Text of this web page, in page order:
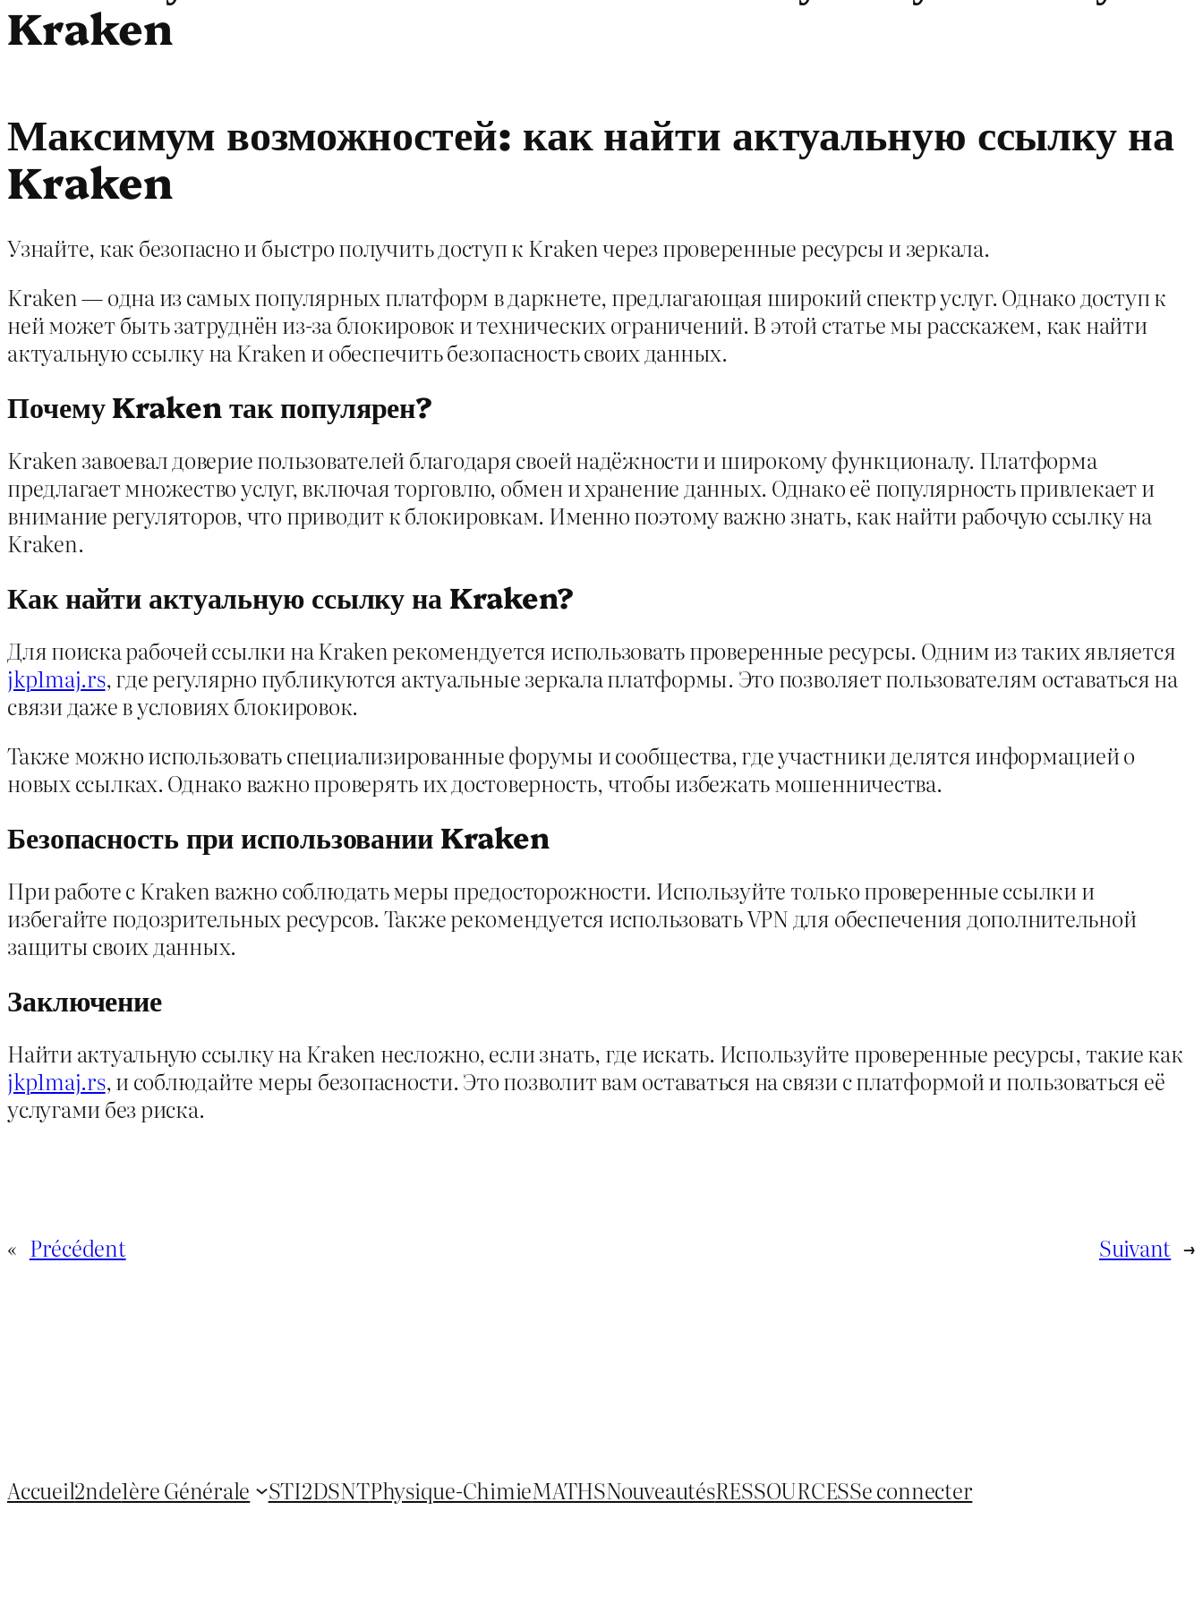
Kraken
Максимум возможностей: как найти актуальную ссылку на
Kraken
Узнайте, как безопасно и быстро получить доступ к Kraken через проверенные ресурсы и зеркала.
Kraken — одна из самых популярных платформ в даркнете, предлагающая широкий спектр услуг. Однако доступ к
ней может быть затруднён из-за блокировок и технических ограничений. В этой статье мы расскажем, как найти
актуальную ссылку на Kraken и обеспечить безопасность своих данных.
Почему Kraken так популярен?
Kraken завоевал доверие пользователей благодаря своей надёжности и широкому функционалу. Платформа
предлагает множество услуг, включая торговлю, обмен и хранение данных. Однако её популярность привлекает и
внимание регуляторов, что приводит к блокировкам. Именно поэтому важно знать, как найти рабочую ссылку на
Kraken.
Как найти актуальную ссылку на Kraken?
Для поиска рабочей ссылки на Kraken рекомендуется использовать проверенные ресурсы. Одним из таких является
jkp1maj.rs, где регулярно публикуются актуальные зеркала платформы. Это позволяет пользователям оставаться на
связи даже в условиях блокировок.
Также можно использовать специализированные форумы и сообщества, где участники делятся информацией о
новых ссылках. Однако важно проверять их достоверность, чтобы избежать мошенничества.
Безопасность при использовании Kraken
При работе с Kraken важно соблюдать меры предосторожности. Используйте только проверенные ссылки и
избегайте подозрительных ресурсов. Также рекомендуется использовать VPN для обеспечения дополнительной
защиты своих данных.
Заключение
Найти актуальную ссылку на Kraken несложно, если знать, где искать. Используйте проверенные ресурсы, такие как
jkp1maj.rs, и соблюдайте меры безопасности. Это позволит вам оставаться на связи с платформой и пользоваться её
услугами без риска.
« Précédent Suivant →
Accueil2nde1ère Générale STI2DSNTPhysique-ChimieMATHSNouveautésRESSOURCESSe connecter